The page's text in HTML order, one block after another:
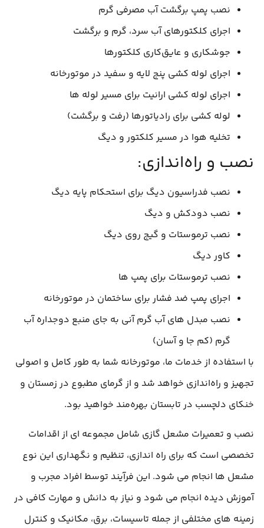
نصب پمپ برگشت آب مصرفی گرم
اجرای کلکتورهای آب سرد، گرم و برگشت
جوشکاری و عایق‌کاری کلکتورها
اجرای لوله کشی پنج لایه و سفید در موتورخانه
اجرای لوله کشی ارانیت برای مسیر لوله ها
لوله کشی برای رادیاتورها (رفت و برگشت)
تخلیه هوا در مسیر کلکتور و دیگ
نصب و راه‌اندازی:
نصب فدراسیون دیگ برای استحکام پایه دیگ
نصب دودکش و دیگ
نصب ترموستات و گیج روی دیگ
کاور دیگ
نصب ترموستات برای پمپ ها
اجرای پمپ ضد فشار برای ساختمان در موتورخانه
نصب مبدل های آب گرم آنی به جای منبع دوجداره آب
گرم (کم جا و آسان)
با استفاده از خدمات ما، موتورخانه شما به طور کامل و اصولی
تجهیز و راه‌اندازی خواهد شد و از گرمای مطبوع در زمستان و
خنکای دلچسب در تابستان بهره‌مند خواهید بود.
نصب و تعمیرات مشعل گازی شامل مجموعه ای از اقدامات
تخصصی است که برای راه اندازی، تنظیم و نگهداری این نوع
مشعل ها انجام می شود. این فرآیند توسط افراد مجرب و
آموزش دیده انجام می شود و نیاز به دانش و مهارت کافی در
زمینه های مختلفی از جمله تاسیسات، برق، مکانیک و کنترل